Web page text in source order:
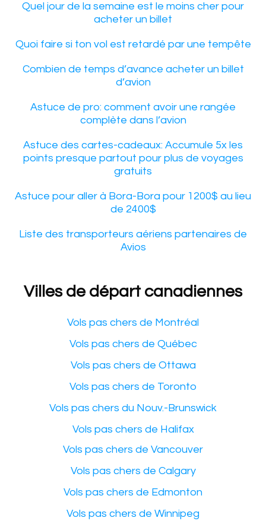
Quel jour de la semaine est le moins cher pour
acheter un billet
Quoi faire si ton vol est retardé par une tempête
Combien de temps d’avance acheter un billet
d’avion
Astuce de pro: comment avoir une rangée
complète dans l’avion
Astuce des cartes-cadeaux: Accumule 5x les
points presque partout pour plus de voyages
gratuits
Astuce pour aller à Bora-Bora pour 1200$ au lieu
de 2400$
Liste des transporteurs aériens partenaires de
Avios
Villes de départ canadiennes
Vols pas chers de Montréal
Vols pas chers de Québec
Vols pas chers de Ottawa
Vols pas chers de Toronto
Vols pas chers du Nouv.-Brunswick
Vols pas chers de Halifax
Vols pas chers de Vancouver
Vols pas chers de Calgary
Vols pas chers de Edmonton
Vols pas chers de Winnipeg